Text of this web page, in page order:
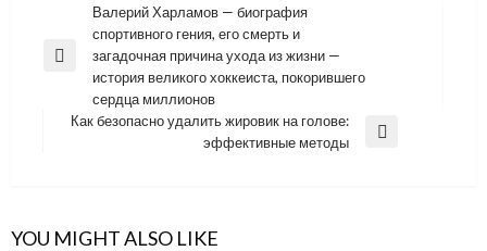
Навигация
по
записям
Previous
Валерий Харламов — биография
спортивного гения, его смерть и
загадочная причина ухода из жизни —
история великого хоккеиста, покорившего
сердца миллионов
Как безопасно удалить жировик на голове:
эффективные методы
YOU MIGHT ALSO LIKE